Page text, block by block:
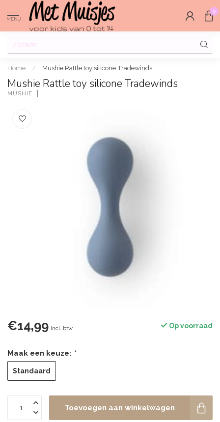
MENU
0
Home / Mushie Rattle toy silicone Tradewinds
Mushie Rattle toy silicone Tradewinds
MUSHIE
€14,99 Incl. btw Op voorraad
Maak een keuze: *
Standaard
Toevoegen aan winkelwagen